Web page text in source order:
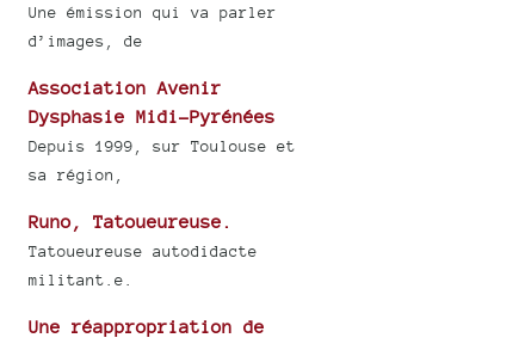
Une émission qui va parler
d’images, de
Association Avenir
Dysphasie Midi-Pyrénées
Depuis 1999, sur Toulouse et
sa région,
Runo, Tatoueureuse.
Tatoueureuse autodidacte
militant.e.
Une réappropriation de